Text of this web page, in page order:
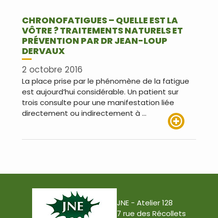
CHRONOFATIGUES – QUELLE EST LA
VÔTRE ? TRAITEMENTS NATURELS ET
PRÉVENTION PAR DR JEAN-LOUP
DERVAUX
2 octobre 2016
La place prise par le phénomène de la fatigue
est aujourd’hui considérable. Un patient sur
trois consulte pour une manifestation liée
directement ou indirectement à …
JNE - Atelier 128
7 rue des Récollets